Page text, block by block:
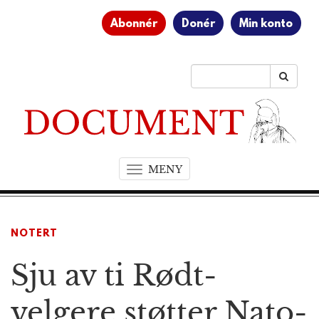
Abonnér Donér Min konto
MENYT
o
n
a
i
NOTERT
Sju av ti Rødt-